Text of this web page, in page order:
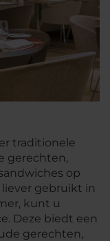
traditionele
gerechten,
op
gebruikt in
kunt u
Deze biedt een
gerechten,